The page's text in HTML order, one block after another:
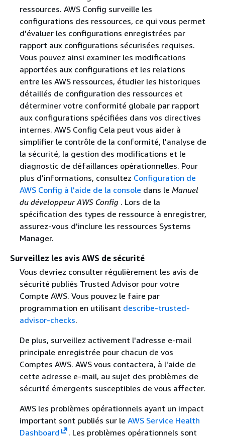
ressources. AWS Config surveille les
configurations des ressources, ce qui vous permet
d'évaluer les configurations enregistrées par
rapport aux configurations sécurisées requises.
Vous pouvez ainsi examiner les modifications
apportées aux configurations et les relations
entre les AWS ressources, étudier les historiques
détaillés de configuration des ressources et
déterminer votre conformité globale par rapport
aux configurations spécifiées dans vos directives
internes. AWS Config Cela peut vous aider à
simplifier le contrôle de la conformité, l'analyse de
la sécurité, la gestion des modifications et le
diagnostic de défaillances opérationnelles. Pour
plus d'informations, consultez Configuration de
AWS Config à l'aide de la console dans le Manuel
du développeur AWS Config . Lors de la
spécification des types de ressource à enregistrer,
assurez-vous d'inclure les ressources Systems
Manager.
Surveillez les avis AWS de sécurité
Vous devriez consulter régulièrement les avis de
sécurité publiés Trusted Advisor pour votre
Compte AWS. Vous pouvez le faire par
programmation en utilisant describe-trusted-
advisor-checks.
De plus, surveillez activement l'adresse e-mail
principale enregistrée pour chacun de vos
Comptes AWS. AWS vous contactera, à l'aide de
cette adresse e-mail, au sujet des problèmes de
sécurité émergents susceptibles de vous affecter.
AWS les problèmes opérationnels ayant un impact
important sont publiés sur le AWS Service Health
Dashboard
. Les problèmes opérationnels sont